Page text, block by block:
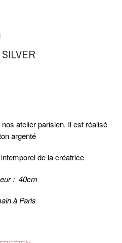
atelier parisien. Il est réalisé
argenté
de la créatrice
: 40cm
à Paris